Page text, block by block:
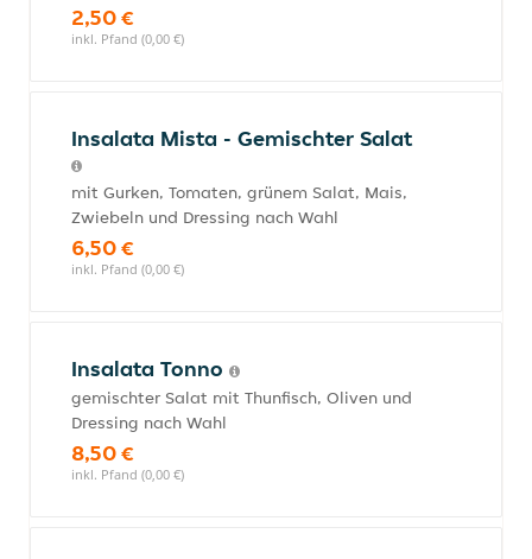
2,50 €
inkl. Pfand (0,00 €)
Insalata Mista - Gemischter Salat
mit Gurken, Tomaten, grünem Salat, Mais,
Zwiebeln und Dressing nach Wahl
6,50 €
inkl. Pfand (0,00 €)
Insalata Tonno
gemischter Salat mit Thunfisch, Oliven und
Dressing nach Wahl
8,50 €
inkl. Pfand (0,00 €)